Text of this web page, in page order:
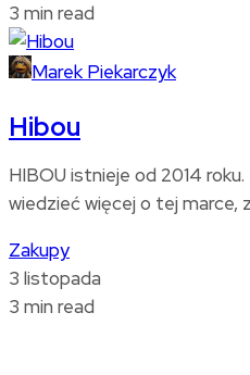
3 min read
Marek Piekarczyk
Hibou
HIBOU istnieje od 2014
wiedzieć więcej o tej marce,
Zakupy
3 listopada
3 min read